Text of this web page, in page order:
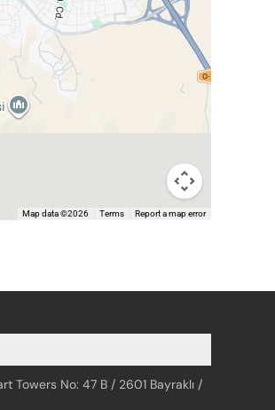
Map data ©2026 Terms Report a map error
Towers No: 47 B / 2601 Bayraklı /